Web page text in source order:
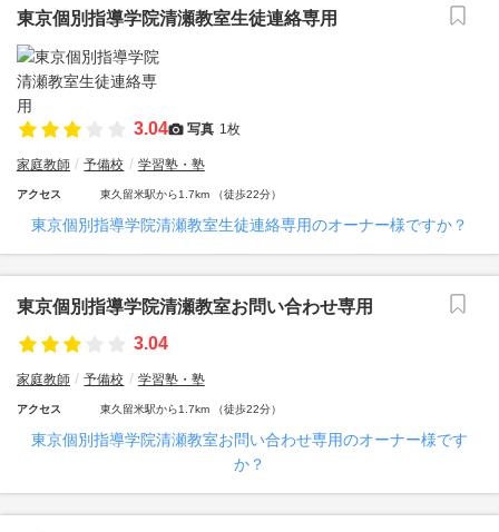
東京個別指導学院清瀬教室生徒連絡専用
3.04 写真 1枚
家庭教師 予備校 学習塾・塾
アクセス 東久留米駅から1.7km （徒歩22分）
東京個別指導学院清瀬教室生徒連絡専用のオーナー様ですか？
東京個別指導学院清瀬教室お問い合わせ専用
3.04
家庭教師 予備校 学習塾・塾
アクセス 東久留米駅から1.7km （徒歩22分）
東京個別指導学院清瀬教室お問い合わせ専用のオーナー様です
か？